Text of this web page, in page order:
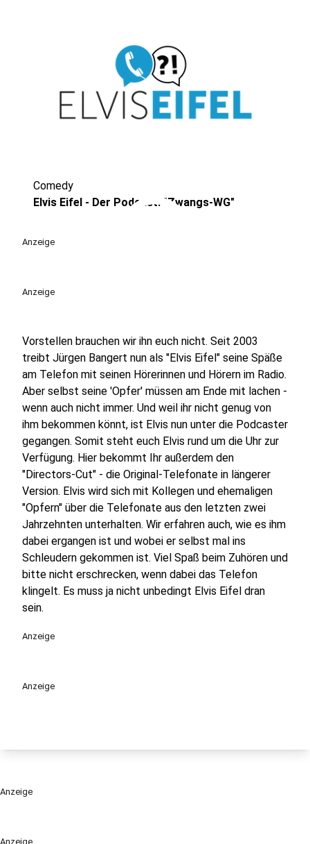
Anzeige
play_circle
Comedy
Elvis Eifel - Der Podcast: "Zwangs-WG"
Anzeige
Anzeige
Vorstellen brauchen wir ihn euch nicht. Seit 2003
treibt Jürgen Bangert nun als "Elvis Eifel" seine Späße
am Telefon mit seinen Hörerinnen und Hörern im Radio.
Aber selbst seine 'Opfer' müssen am Ende mit lachen -
wenn auch nicht immer. Und weil ihr nicht genug von
ihm bekommen könnt, ist Elvis nun unter die Podcaster
gegangen. Somit steht euch Elvis rund um die Uhr zur
Verfügung. Hier bekommt Ihr außerdem den
"Directors-Cut" - die Original-Telefonate in längerer
Version. Elvis wird sich mit Kollegen und ehemaligen
"Opfern" über die Telefonate aus den letzten zwei
Jahrzehnten unterhalten. Wir erfahren auch, wie es ihm
dabei ergangen ist und wobei er selbst mal ins
Schleudern gekommen ist. Viel Spaß beim Zuhören und
bitte nicht erschrecken, wenn dabei das Telefon
klingelt. Es muss ja nicht unbedingt Elvis Eifel dran
sein.
Anzeige
Anzeige
Anzeige